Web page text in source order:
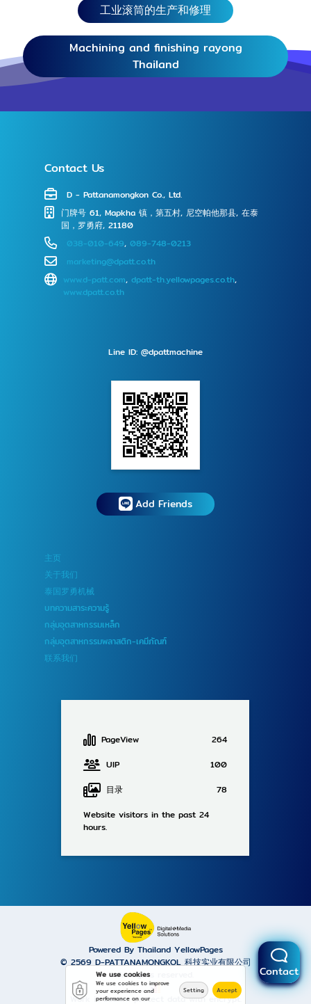
工业滚筒的生产和修理
Machining and finishing rayong
Thailand
Contact Us
D - Pattanamongkon Co., Ltd.
⻔牌号 61, Mapkha 镇，第五村, 尼空帕他那县, 在泰
国，罗勇府, 21180
038-010-649, 089-748-0213
marketing@dpatt.co.th
www.d-patt.com,dpatt-th.yellowpages.co.th,
www.dpatt.co.th
Line ID: @dpattmachine
Add Friends
主页
关于我们
泰国罗勇机械
บทความสาระความรู้
กลุ่มอุตสาหกรรมเหล็ก
กลุ่มอุตสาหกรรมพลาสติก-เคมีภัณฑ์
联系我们
PageView
264
UIP
100
目录
78
Website visitors in the past 24
hours.
Powered By Thailand YellowPages
© 2569 D-PATTANAMONGKOL 科技实业有限公司
All rights reserved.
Work is secure protect data with encrypt.
Contact
We use cookies
We use cookies to improve
your experience and
performance on our
Setting Accept